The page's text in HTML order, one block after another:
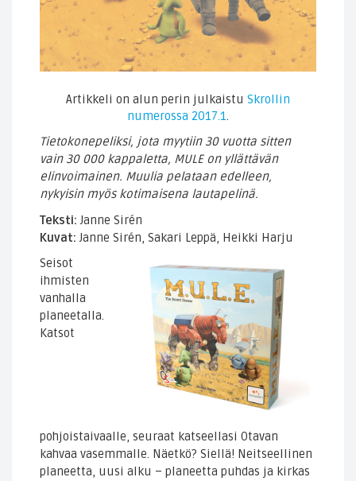
Artikkeli on alun perin julkaistu Skrollin
numerossa 2017.1
Tietokonepeliksi, jota myytiin 30 vuotta sitten
vain 30 000 kappaletta, MULE on yllättävän
elinvoimainen. Muulia pelataan edelleen,
nykyisin myös kotimaisena lautapelinä.
Teksti: Janne Sirén
Kuvat: Janne Sirén, Sakari Leppä, Heikki Harju
Seisot
ihmisten
vanhalla
planeetalla.
Katsot
pohjoistaivaalle, seuraat katseellasi Otavan
kahvaa vasemmalle. Näetkö? Siellä! Neitseellinen
planeetta, uusi alku – planeetta puhdas ja kirkas